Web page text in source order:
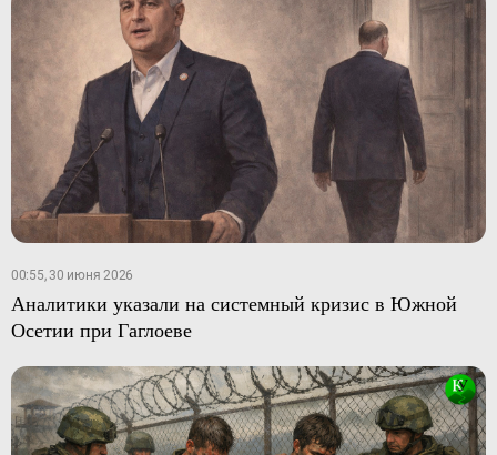
00:55, 30 июня 2026
Аналитики указали на системный кризис в Южной
Осетии при Гаглоеве